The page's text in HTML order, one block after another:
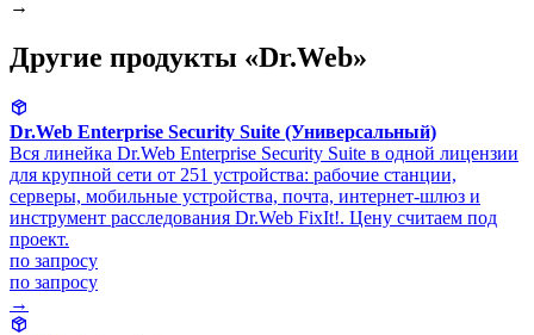
→
Другие продукты «Dr.Web»
Dr.Web Enterprise Security Suite (Универсальный)
Вся линейка Dr.Web Enterprise Security Suite в одной лицензии
для крупной сети от 251 устройства: рабочие станции,
серверы, мобильные устройства, почта, интернет-шлюз и
инструмент расследования Dr.Web FixIt!. Цену считаем под
проект.
по запросу
по запросу
→